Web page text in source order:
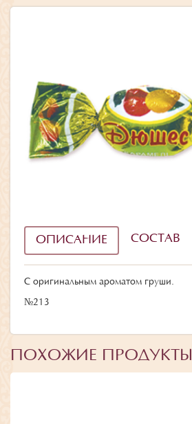
ОПИСАНИЕ СОСТАВ
С оригинальным ароматом груши.
№213
ПОХОЖИЕ ПРОДУКТЫ